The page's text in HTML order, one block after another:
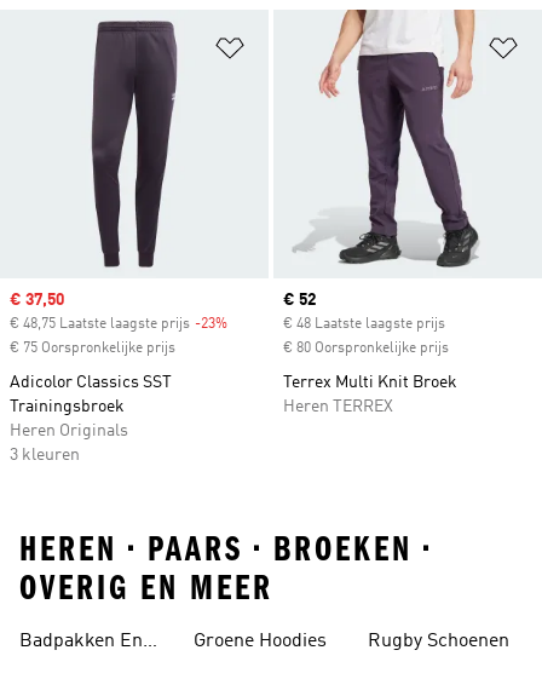
Op verlanglijst zetten
Sale price
€ 37,50
€ 48,75 Laatste laagste prijs -23% Discount
€ 75 Oorspronkelijke prijs
Adicolor Classics SST
Trainingsbroek
Heren Originals
3 kleuren
Current price
€ 52
€ 48 Laatste laagste prijs
€ 80 Oorspronkelijke prijs
Terrex Multi Knit Broek
Heren TERREX
HEREN • PAARS • BROEKEN •
OVERIG EN MEER
Badpakken En
Groene Hoodies Rugby Schoenen